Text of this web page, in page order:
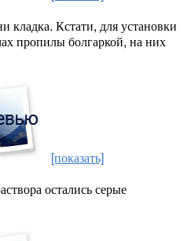
кладка. Кстати, для установки
пропилы болгаркой, на них
[показать]
остались серые